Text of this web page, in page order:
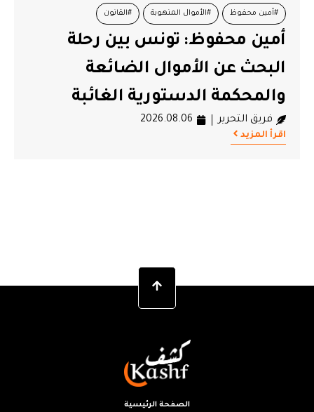
#السجن #شوقي الطبيب #لجنة العدالة
لجنة العدالة تطالب بإنهاء
الإهمال الطبي بحق شوقي
الطبيب وتمكينه فورا من
الفحوصات الطبية
فريق التحرير
الصفحة الرئيسية